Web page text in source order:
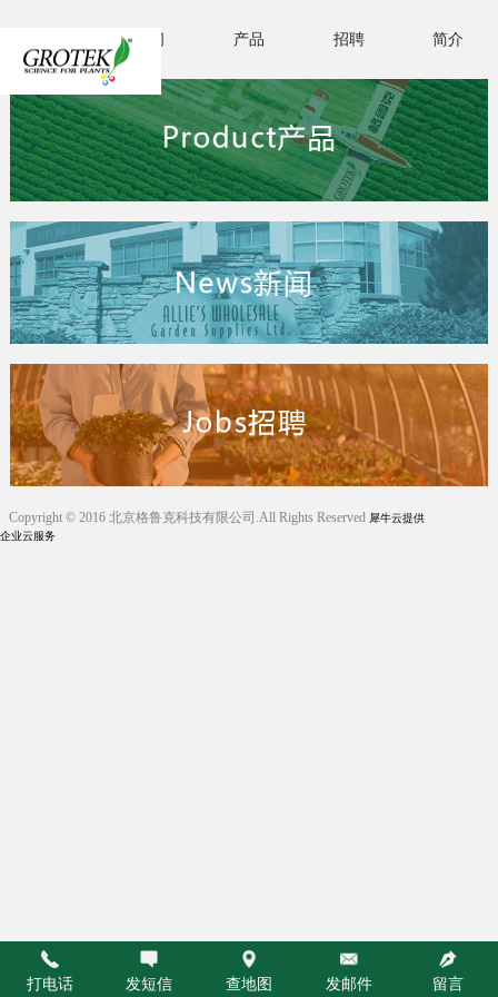
新闻 产品 招聘 简介
Copyright © 2016 北京格鲁克科技有限公司.All Rights Reserved 犀牛云提供
企业云服务
打电话 发短信 查地图 发邮件 留言